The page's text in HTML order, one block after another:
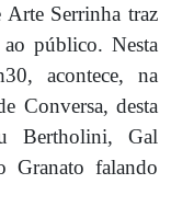
Serrinha traz
ao público. Nesta
acontece, na
Conversa, desta
Bertholini, Gal
Granato falando